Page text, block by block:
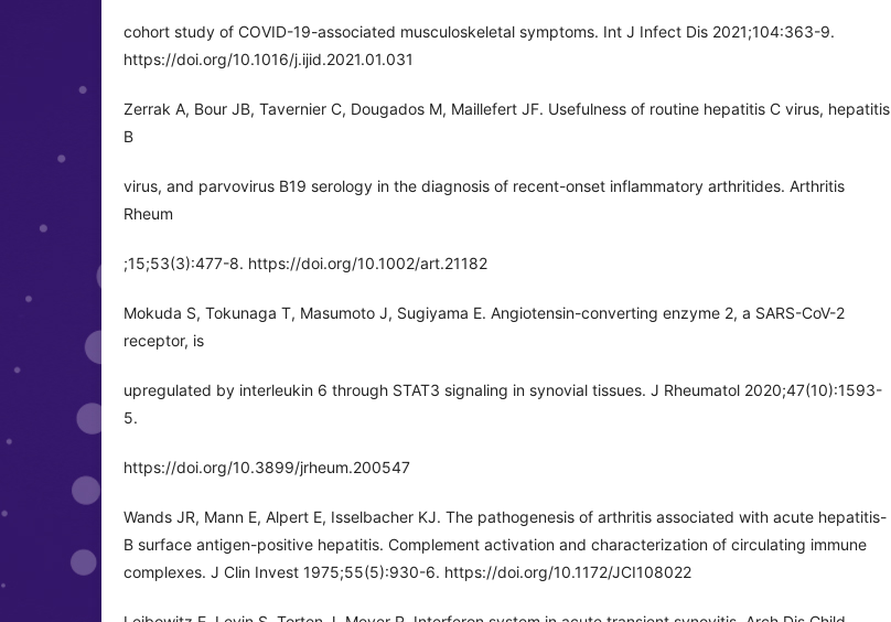
cohort study of COVID-19-associated musculoskeletal symptoms. Int J Infect Dis 2021;104:363-9.
https://doi.org/10.1016/j.ijid.2021.01.031
Zerrak A, Bour JB, Tavernier C, Dougados M, Maillefert JF. Usefulness of routine hepatitis C virus, hepatitis
B
virus, and parvovirus B19 serology in the diagnosis of recent-onset inflammatory arthritides. Arthritis
Rheum
;15;53(3):477-8. https://doi.org/10.1002/art.21182
Mokuda S, Tokunaga T, Masumoto J, Sugiyama E. Angiotensin-converting enzyme 2, a SARS-CoV-2
receptor, is
upregulated by interleukin 6 through STAT3 signaling in synovial tissues. J Rheumatol 2020;47(10):1593-
5.
https://doi.org/10.3899/jrheum.200547
Wands JR, Mann E, Alpert E, Isselbacher KJ. The pathogenesis of arthritis associated with acute hepatitis-
B surface antigen-positive hepatitis. Complement activation and characterization of circulating immune
complexes. J Clin Invest 1975;55(5):930-6. https://doi.org/10.1172/JCI108022